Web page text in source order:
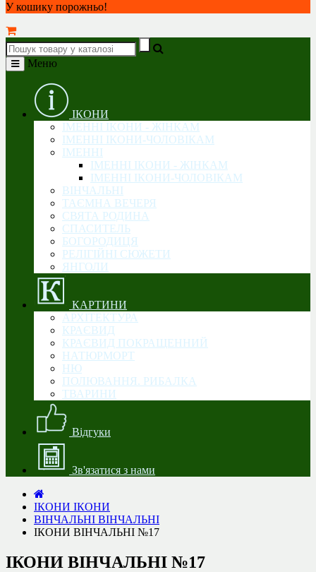
У кошику порожньо!
Меню
ІКОНИ
ІМЕННІ ІКОНИ - ЖІНКАМ
ІМЕННІ ІКОНИ-ЧОЛОВІКАМ
ІМЕННІ
ІМЕННІ ІКОНИ - ЖІНКАМ
ІМЕННІ ІКОНИ-ЧОЛОВІКАМ
ВІНЧАЛЬНІ
ТАЄМНА ВЕЧЕРЯ
СВЯТА РОДИНА
CПАСИТЕЛЬ
БОГОРОДИЦЯ
РЕЛІГІЙНІ СЮЖЕТИ
ЯНГОЛИ
КАРТИНИ
АРХІТЕКТУРА
КРАЄВИД
КРАЄВИД ПОКРАЩЕННИЙ
НАТЮРМОРТ
НЮ
ПОЛЮВАННЯ. РИБАЛКА
ТВАРИНИ
Відгуки
Зв'язатися з нами
ІКОНИ ІКОНИ
ВІНЧАЛЬНІ ВІНЧАЛЬНІ
ІКОНИ ВІНЧАЛЬНІ №17
ІКОНИ ВІНЧАЛЬНІ №17